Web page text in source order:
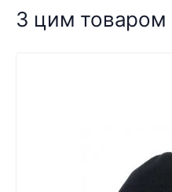
З цим товаром